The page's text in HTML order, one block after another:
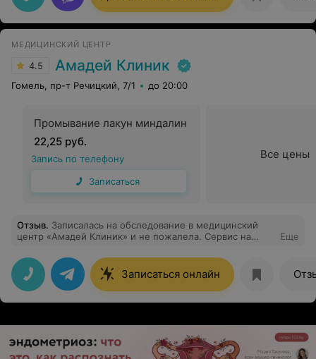
МЕДИЦИНСКИЙ ЦЕНТР
4.5 Амадей Клиник
Гомель, пр-т Речицкий, 7/1 до 20:00
Промывание лакун миндалин
22,25 руб.
Запись по телефону
Записаться
Все цены
Отзыв. Записалась на обследование в медицинский
центр «Амадей Клиник» и не пожалела. Сервис на
Еще
Записаться онлайн